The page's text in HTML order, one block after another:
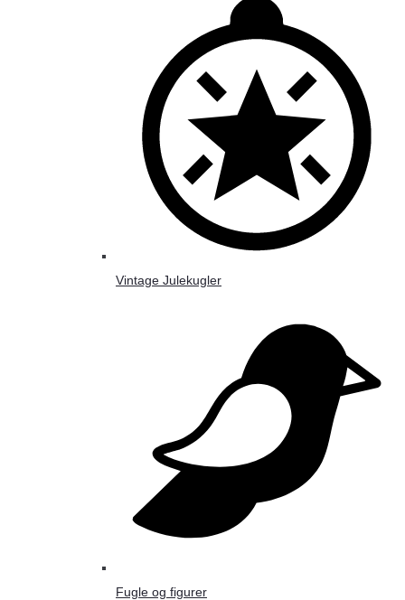
Vintage Julekugler
Fugle og figurer